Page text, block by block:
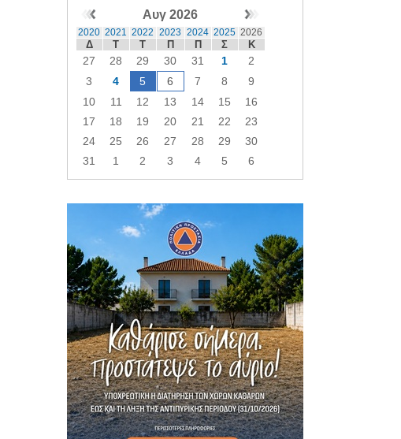
Αυγ 2026
2020 2021 2022 2023 2024 2025 2026
Δ Τ Τ Π Π Σ Κ
27 28 29 30 31 1
2
3
4 5 6 7 8
9
10
11 12 13 14 15
16
17
18 19 20 21 22
23
24
25 26 27 28 29
30
31
1 2 3 4 5 6